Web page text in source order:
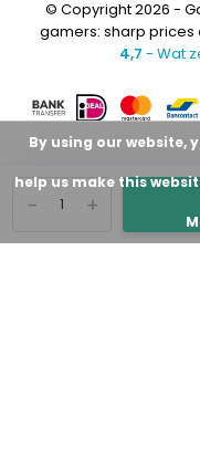
+
-
© Copyright 2026 -
gamers: sharp
4,7 - Wat
By using our website,
help us make this